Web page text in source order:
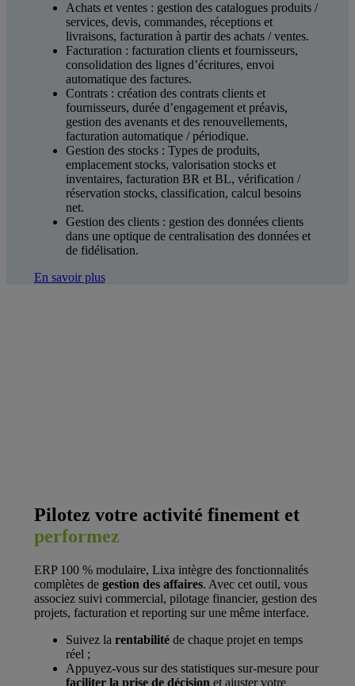
Achats et ventes : gestion des catalogues produits /
services, devis, commandes, réceptions et
livraisons, facturation à partir des achats / ventes.
Facturation : facturation clients et fournisseurs,
consolidation des lignes d’écritures, envoi
automatique des factures.
Contrats : création des contrats clients et
fournisseurs, durée d’engagement et préavis,
gestion des avenants et des renouvellements,
facturation automatique / périodique.
Gestion des stocks : Types de produits,
emplacement stocks, valorisation stocks et
inventaires, facturation BR et BL, vérification /
réservation stocks, classification, calcul besoins
net.
Gestion des clients : gestion des données clients
dans une optique de centralisation des données et
de fidélisation.
En savoir plus
Pilotez votre activité finement et
performez
ERP 100 % modulaire, Lixa intègre des fonctionnalités
complètes de gestion des affaires. Avec cet outil, vous
associez suivi commercial, pilotage financier, gestion des
projets, facturation et reporting sur une même interface.
Suivez la rentabilitéde chaque projet en temps
réel ;
Appuyez-vous sur des statistiques sur-mesure pour
faciliter la prise de décision et ajuster votre